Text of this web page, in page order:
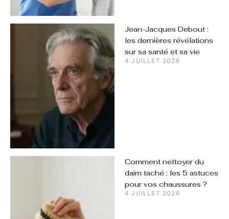
Jean-Jacques Debout :
les dernières révélations
sur sa santé et sa vie
4 JUILLET 2026
Comment nettoyer du
daim taché : les 5 astuces
pour vos chaussures ?
4 JUILLET 2026